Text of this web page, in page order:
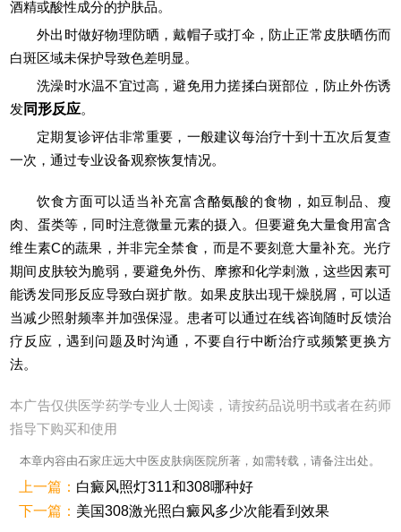
酒精或酸性成分的护肤品。
外出时做好物理防晒，戴帽子或打伞，防止正常皮肤晒伤而
白斑区域未保护导致色差明显。
洗澡时水温不宜过高，避免用力搓揉白斑部位，防止外伤诱
发同形反应。
定期复诊评估非常重要，一般建议每治疗十到十五次后复查
一次，通过专业设备观察恢复情况。
饮食方面可以适当补充富含酪氨酸的食物，如豆制品、瘦
肉、蛋类等，同时注意微量元素的摄入。但要避免大量食用富含
维生素C的蔬果，并非完全禁食，而是不要刻意大量补充。光疗
期间皮肤较为脆弱，要避免外伤、摩擦和化学刺激，这些因素可
能诱发同形反应导致白斑扩散。如果皮肤出现干燥脱屑，可以适
当减少照射频率并加强保湿。患者可以通过在线咨询随时反馈治
疗反应，遇到问题及时沟通，不要自行中断治疗或频繁更换方
法。
本广告仅供医学药学专业人士阅读，请按药品说明书或者在药师
指导下购买和使用
本章内容由石家庄远大中医皮肤病医院所著，如需转载，请备注出处。
上一篇： 白癜风照灯311和308哪种好
下一篇： 美国308激光照白癜风多少次能看到效果